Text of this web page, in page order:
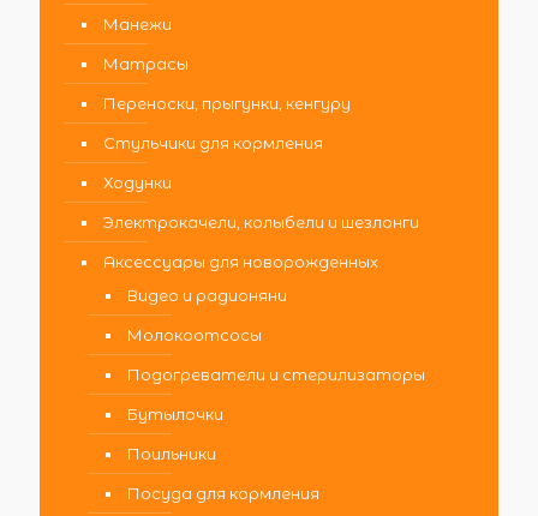
Манежи
Матрасы
Переноски, прыгунки, кенгуру
Стульчики для кормления
Ходунки
Электрокачели, колыбели и шезлонги
Аксессуары для новорожденных
Видео и радионяни
Молокоотсосы
Подогреватели и стерилизаторы
Бутылочки
Поильники
Посуда для кормления